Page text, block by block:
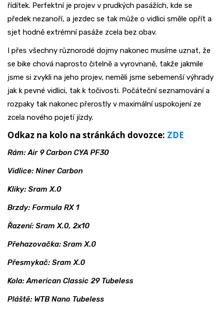
řídítek. Perfektní je projev v prudkých pasážích, kde se
předek nezanoří, a jezdec se tak může o vidlici směle opřít a
sjet hodně extrémní pasáže zcela bez obav.
I přes všechny různorodé dojmy nakonec musíme uznat, že
se bike chová naprosto čitelně a vyrovnaně, takže jakmile
jsme si zvykli na jeho projev, neměli jsme sebemenší výhrady
jak k pevné vidlici, tak k točivosti. Počáteční seznamování a
rozpaky tak nakonec přerostly v maximální uspokojení ze
zcela nového pojetí jízdy.
Odkaz na kolo na stránkách dovozce: ZDE
Rám: Air 9 Carbon CYA PF30
Vidlice: Niner Carbon
Kliky: Sram X.0
Brzdy: Formula RX 1
Řazení: Sram X.0, 2x10
Přehazovačka: Sram X.0
Přesmykač: Sram X.0
Kola: American Classic 29 Tubeless
Pláště: WTB Nano Tubeless